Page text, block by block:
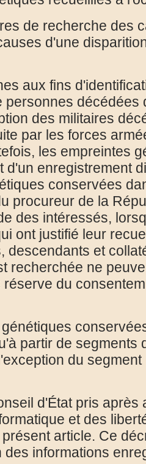
de recherche des
d'une
aux fins
personnes décédées
des militaires
par les forces
les empreintes
d'un enregistrement
conservées
procureur de la
des intéressés,
ont justifié leur
descendants et
recherchée ne
du
partir de segments
du
d'État pris après
et des
article. Ce
des informations